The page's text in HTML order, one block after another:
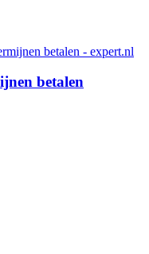
betalen